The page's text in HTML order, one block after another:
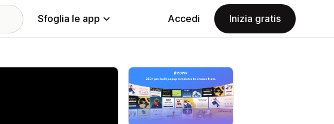
Sfoglia le app Accedi Inizia gratis